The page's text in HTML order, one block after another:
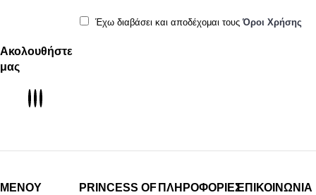
Έχω διαβάσει και αποδέχομαι τουςΌροι Χρήσης
Ακολουθήστε
μας
ΜΕΝΟΥ
PRINCESS OFΠΛΗΡΟΦΟΡΙΕΣΕΠΙΚΟΙΝΩΝΙΑ